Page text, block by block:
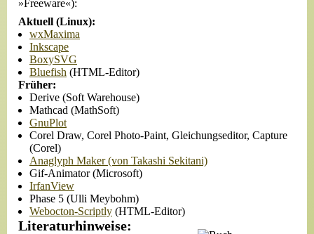
»Freeware«):
Aktuell (Linux):
wxMaxima
Inkscape
BoxySVG
Bluefish (HTML-Editor)
Früher:
Derive (Soft Warehouse)
Mathcad (MathSoft)
GnuPlot
Corel Draw, Corel Photo-Paint, Gleichungseditor, Capture
(Corel)
Anaglyph Maker (von Takashi Sekitani)
Gif-Animator (Microsoft)
IrfanView
Phase 5 (Ulli Meybohm)
Webocton-Scriptly (HTML-Editor)
Literaturhinweise: